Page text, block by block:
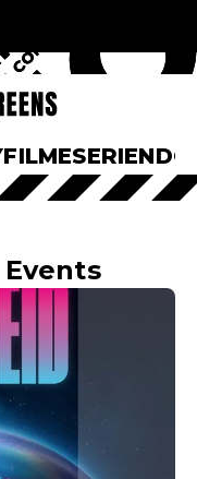
FILMESERIEN